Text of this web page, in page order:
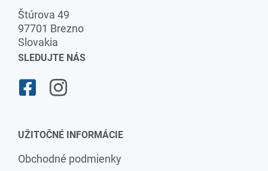
Štúrova 49
97701 Brezno
Slovakia
SLEDUJTE NÁS
UŽITOČNÉ INFORMÁCIE
Obchodné podmienky